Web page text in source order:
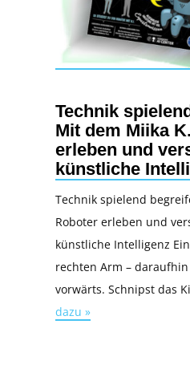
Technik
Mit dem Miika
erleben und
künstliche
Technik spielend
Roboter erleben und
künstliche Intelligenz
rechten Arm –
vorwärts. Schnipst das
dazu »